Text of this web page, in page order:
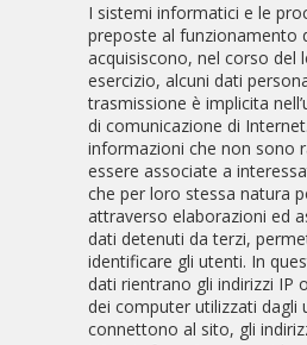
I sistemi informatici e le
preposte al funzionamento
acquisiscono, nel corso del
esercizio, alcuni dati
trasmissione è implicita
di comunicazione di
informazioni che non sono
essere associate a
che per loro stessa natura
attraverso elaborazioni ed
dati detenuti da terzi,
identificare gli utenti. In
dati rientrano gli indirizzi IP
dei computer utilizzati dagli
connettono al sito, gli